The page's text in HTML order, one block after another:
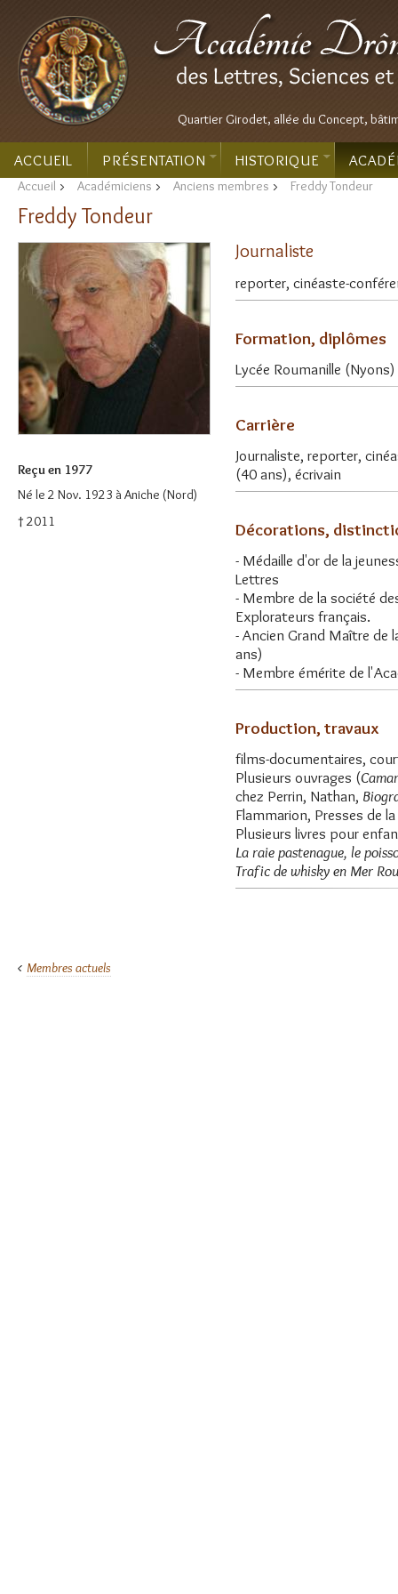
Quartier Girodet, allée du Concept,
ACCUEIL PRÉSENTATION HISTORIQUE
Accueil > Académiciens > Anciens membres > Freddy Tondeur
Freddy Tondeur
Reçu en 1977
Né le 2 Nov. 1923 à Aniche (Nord)
† 2011
Journaliste
reporter, cinéaste-
Formation, diplômes
Lycée Roumanille (Nyons)
Carrière
Journaliste, reporter,
(40 ans), écrivain
Décorations,
- Médaille d'or de la
Lettres
- Membre de la société
Explorateurs français.
- Ancien Grand Maître de
ans)
- Membre émérite de
Production, travaux
films-documentaires,
Plusieurs ouvrages (
chez Perrin, Nathan,
Flammarion, Presses de
Plusieurs livres pour
La raie pastenague, le
Trafic de whisky en Mer
Membres actuels